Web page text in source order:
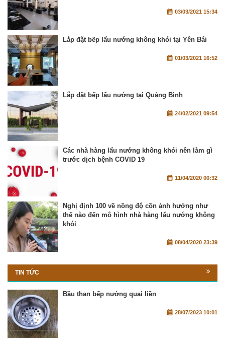
03/03/2021 15:34
Lắp đặt bếp lẩu nướng không khói tại Yên Bái
01/03/2021 16:52
Lắp đặt bếp lẩu nướng tại Quảng Bình
24/02/2021 09:54
Các nhà hàng lẩu nướng không khói nên làm gì
trước dịch bệnh COVID 19
11/04/2020 00:32
Nghị định 100 về nồng độ cồn ảnh hưởng như
thế nào đến mô hình nhà hàng lẩu nướng không
khói
08/04/2020 23:39
TIN TỨC
Bầu than bếp nướng quai liền
28/07/2023 10:01